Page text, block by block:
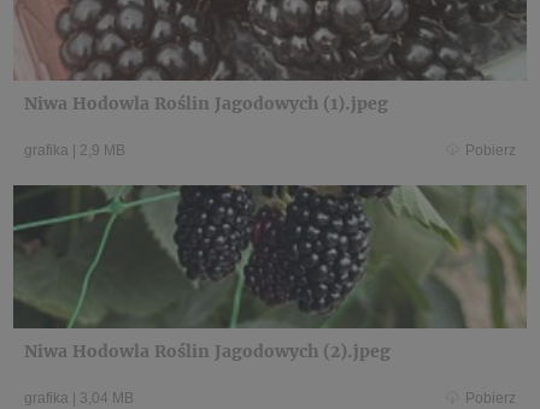
Niwa Hodowla Roślin Jagodowych (1).jpeg
grafika 2,9 MB Pobierz
Niwa Hodowla Roślin Jagodowych (2).jpeg
grafika 3,04 MB Pobierz